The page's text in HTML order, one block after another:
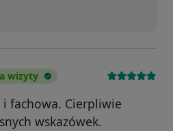
wizyty
fachowa. Cierpliwie
wskazówek.